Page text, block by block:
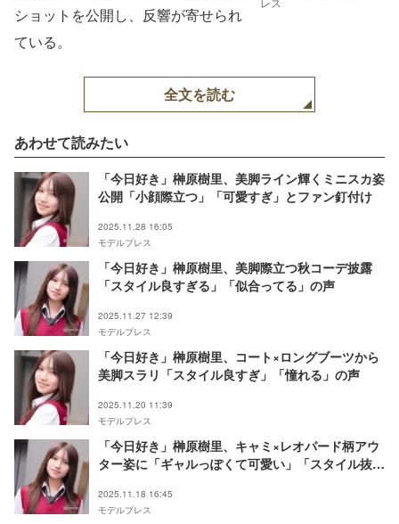
ショットを公開し、反響が寄せられ
ている。
全文を読む
あわせて読みたい
「今日好き」榊原樹里、美脚ライン輝くミニスカ姿
公開「小顔際立つ」「可愛すぎ」とファン釘付け
2025.11.28 16:05
モデルプレス
「今日好き」榊原樹里、美脚際立つ秋コーデ披露
「スタイル良すぎる」「似合ってる」の声
2025.11.27 12:39
モデルプレス
「今日好き」榊原樹里、コート×ロングブーツから
美脚スラリ「スタイル良すぎ」「憧れる」の声
2025.11.20 11:39
モデルプレス
「今日好き」榊原樹里、キャミ×レオパード柄アウ
ター姿に「ギャルっぽくて可愛い」「スタイル抜
2025.11.18 16:45
モデルプレス